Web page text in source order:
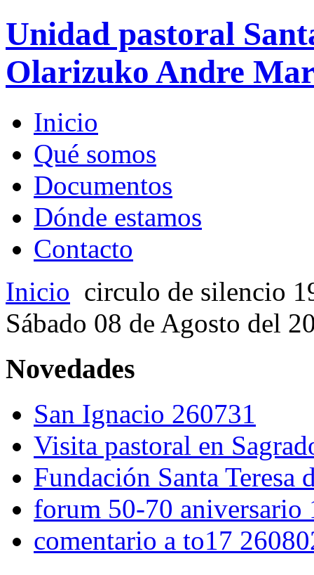
Unidad pastoral
Olarizuko Andre
Inicio
Qué somos
Documentos
Dónde estamos
Contacto
Inicio circulo de silencio
Sábado 08 de Agosto del
Novedades
San Ignacio 260731
Visita pastoral en
Fundación Santa Teresa
forum 50-70 aniversario
comentario a to17